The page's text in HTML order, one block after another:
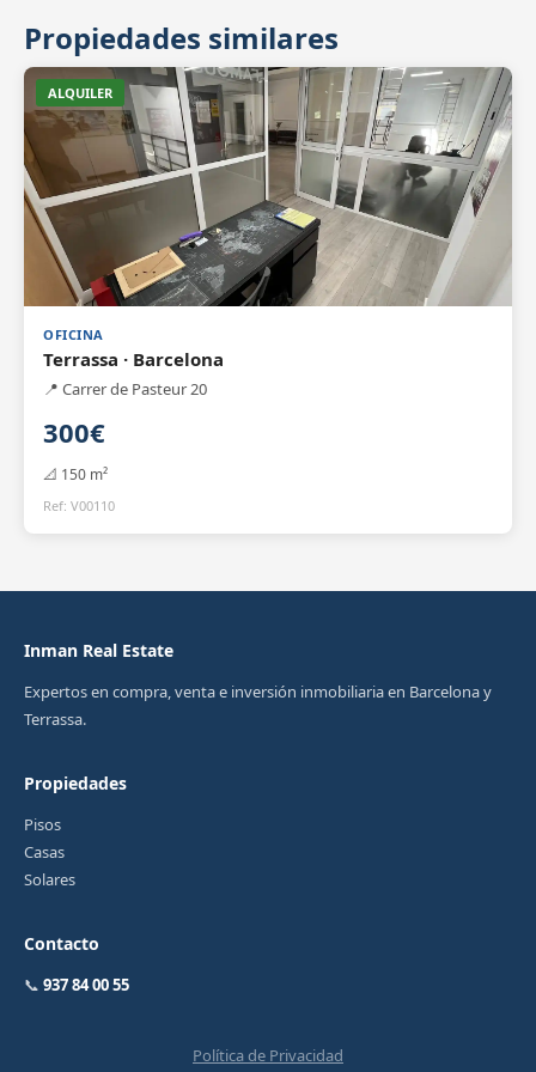
Propiedades similares
ALQUILER
OFICINA
Terrassa · Barcelona
📍 Carrer de Pasteur 20
300€
📐 150 m²
Ref: V00110
Inman Real Estate
Expertos en compra, venta e inversión inmobiliaria en Barcelona y
Terrassa.
Propiedades
Pisos
Casas
Solares
Contacto
📞 937 84 00 55
Política de Privacidad